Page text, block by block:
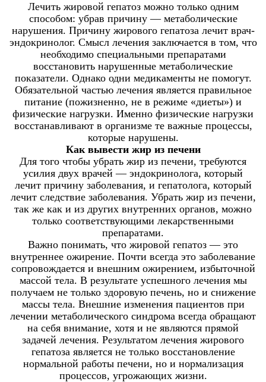
Лечить жировой гепатоз можно только одним
способом: убрав причину — метаболические
нарушения. Причину жирового гепатоза лечит врач-
эндокринолог. Смысл лечения заключается в том, что
необходимо специальными препаратами
восстановить нарушенные метаболические
показатели. Однако одни медикаменты не помогут.
Обязательной частью лечения является правильное
питание (пожизненно, не в режиме «диеты») и
физические нагрузки. Именно физические нагрузки
восстанавливают в организме те важные процессы,
которые нарушены.
Как вывести жир из печени
Для того чтобы убрать жир из печени, требуются
усилия двух врачей — эндокринолога, который
лечит причину заболевания, и гепатолога, который
лечит следствие заболевания. Убрать жир из печени,
так же как и из других внутренних органов, можно
только соответствующими лекарственными
препаратами.
Важно понимать, что жировой гепатоз — это
внутреннее ожирение. Почти всегда это заболевание
сопровождается и внешним ожирением, избыточной
массой тела. В результате успешного лечения мы
получаем не только здоровую печень, но и снижение
массы тела. Внешние изменения пациентов при
лечении метаболического синдрома всегда обращают
на себя внимание, хотя и не являются прямой
задачей лечения. Результатом лечения жирового
гепатоза является не только восстановление
нормальной работы печени, но и нормализация
процессов, угрожающих жизни.